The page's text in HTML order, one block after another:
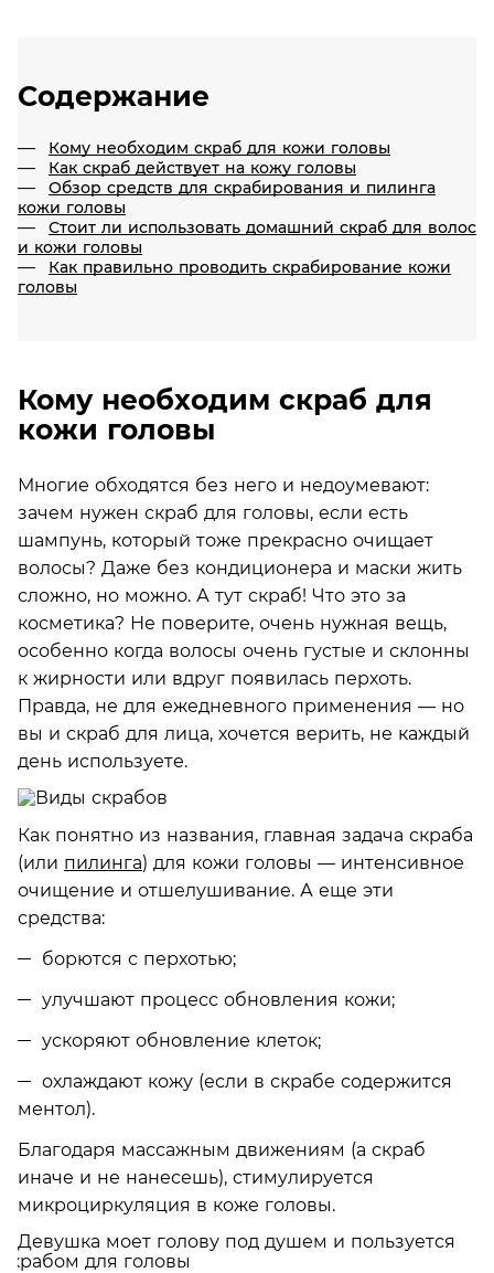
Содержание
Кому необходим скраб для кожи головы
Как скраб действует на кожу головы
Обзор средств для скрабирования и пилинга
кожи головы
Стоит ли использовать домашний скраб для волос
и кожи головы
Как правильно проводить скрабирование кожи
головы
Кому необходим скраб для
кожи головы
Многие обходятся без него и недоумевают:
зачем нужен скраб для головы, если есть
шампунь, который тоже прекрасно очищает
волосы? Даже без кондиционера и маски жить
сложно, но можно. А тут скраб! Что это за
косметика? Не поверите, очень нужная вещь,
особенно когда волосы очень густые и склонны
к жирности или вдруг появилась перхоть.
Правда, не для ежедневного применения — но
вы и скраб для лица, хочется верить, не каждый
день используете.
Как понятно из названия, главная задача скраба
(или пилинга) для кожи головы — интенсивное
очищение и отшелушивание. А еще эти
средства:
борются с перхотью;
улучшают процесс обновления кожи;
ускоряют обновление клеток;
охлаждают кожу (если в скрабе содержится
ментол).
Благодаря массажным движениям (а скраб
иначе и не нанесешь), стимулируется
микроциркуляция в коже головы.